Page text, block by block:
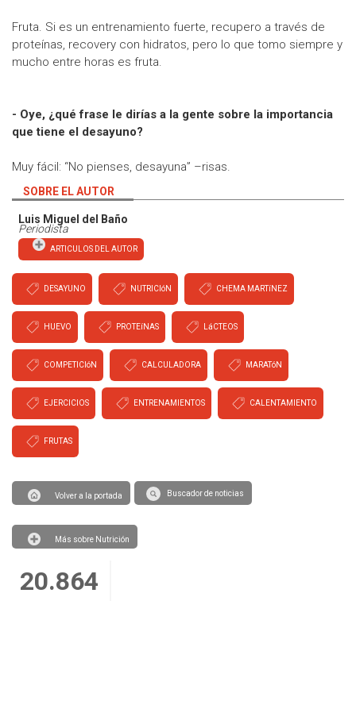
Fruta. Si es un entrenamiento fuerte, recupero a través de
proteínas, recovery con hidratos, pero lo que tomo siempre y
mucho entre horas es fruta.
- Oye, ¿qué frase le dirías a la gente sobre la importancia
que tiene el desayuno?
Muy fácil: “No pienses, desayuna” –risas.
SOBRE EL AUTOR
Luis Miguel del Baño
Periodista
ARTICULOS DEL AUTOR
DESAYUNO NUTRICIóN CHEMA MARTíNEZ
HUEVO PROTEíNAS LáCTEOS
COMPETICIóN CALCULADORA MARATóN
EJERCICIOS ENTRENAMIENTOS CALENTAMIENTO
FRUTAS
Volver a la portada Buscador de noticias
Más sobre Nutrición
20.864